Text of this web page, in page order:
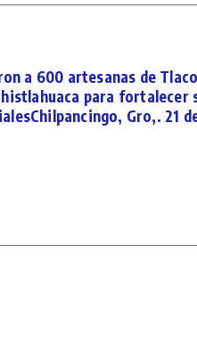
a 600 artesanas de
para fortalecer
Gro,. 21